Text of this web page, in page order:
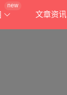
new
文章资讯